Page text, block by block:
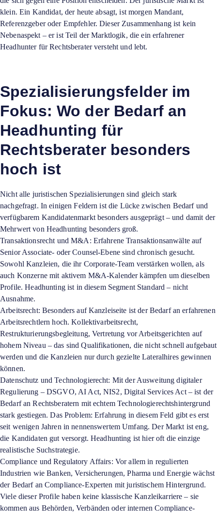
klein. Ein Kandidat, der heute absagt, ist morgen Mandant,
Referenzgeber oder Empfehler. Dieser Zusammenhang ist kein
Nebenaspekt – er ist Teil der Marktlogik, die ein erfahrener
Headhunter für Rechtsberater versteht und lebt.
Spezialisierungsfelder im
Fokus: Wo der Bedarf an
Headhunting für
Rechtsberater besonders
hoch ist
Nicht alle juristischen Spezialisierungen sind gleich stark
nachgefragt. In einigen Feldern ist die Lücke zwischen Bedarf und
verfügbarem Kandidatenmarkt besonders ausgeprägt – und damit der
Mehrwert von Headhunting besonders groß.
Transaktionsrecht und M&A: Erfahrene Transaktionsanwälte auf
Senior Associate- oder Counsel-Ebene sind chronisch gesucht.
Sowohl Kanzleien, die ihr Corporate-Team verstärken wollen, als
auch Konzerne mit aktivem M&A-Kalender kämpfen um dieselben
Profile. Headhunting ist in diesem Segment Standard – nicht
Ausnahme.
Arbeitsrecht: Besonders auf Kanzleiseite ist der Bedarf an erfahrenen
Arbeitsrechtlern hoch. Kollektivarbeitsrecht,
Restrukturierungsbegleitung, Vertretung vor Arbeitsgerichten auf
hohem Niveau – das sind Qualifikationen, die nicht schnell aufgebaut
werden und die Kanzleien nur durch gezielte Lateralhires gewinnen
können.
Datenschutz und Technologierecht: Mit der Ausweitung digitaler
Regulierung – DSGVO, AI Act, NIS2, Digital Services Act – ist der
Bedarf an Rechtsberatern mit echtem Technologierechtshintergrund
stark gestiegen. Das Problem: Erfahrung in diesem Feld gibt es erst
seit wenigen Jahren in nennenswertem Umfang. Der Markt ist eng,
die Kandidaten gut versorgt. Headhunting ist hier oft die einzige
realistische Suchstrategie.
Compliance und Regulatory Affairs: Vor allem in regulierten
Industrien wie Banken, Versicherungen, Pharma und Energie wächst
der Bedarf an Compliance-Experten mit juristischem Hintergrund.
Viele dieser Profile haben keine klassische Kanzleikarriere – sie
kommen aus Behörden, Verbänden oder internen Compliance-